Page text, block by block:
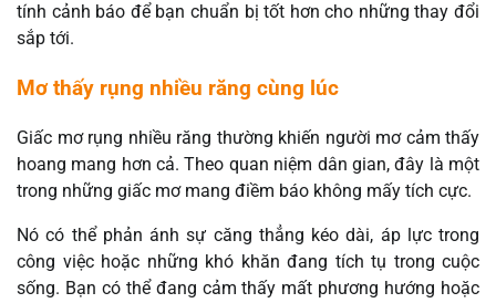
tính cảnh báo để bạn chuẩn bị tốt hơn cho những thay đổi
sắp tới.
Mơ thấy rụng nhiều răng cùng lúc
Giấc mơ rụng nhiều răng thường khiến người mơ cảm thấy
hoang mang hơn cả. Theo quan niệm dân gian, đây là một
trong những giấc mơ mang điềm báo không mấy tích cực.
Nó có thể phản ánh sự căng thẳng kéo dài, áp lực trong
công việc hoặc những khó khăn đang tích tụ trong cuộc
sống. Bạn có thể đang cảm thấy mất phương hướng hoặc